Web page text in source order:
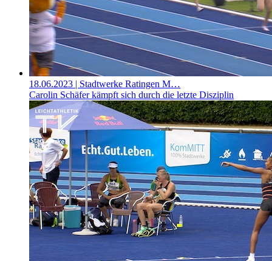
18.06.2023 | Stadtwerke Ratingen M…
Carolin Schäfer kämpft sich durch die letzte Disziplin